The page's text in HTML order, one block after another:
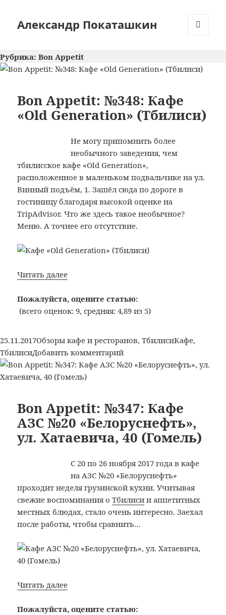
Александр Покаташкин
Рубрика: Bon Appetit
Bon Appetit: №348: Кафе
«Old Generation» (Тбилиси)
Не могу припомнить более
необычного заведения, чем
тбилисское кафе «Old Generation»,
расположенное в маленьком подвальчике на ул.
Винный подъём, 1. Зашёл сюда по дороге в
гостиницу благодаря высокой оценке на
TripAdvisor. Что же здесь такое необычное?
Меню. А точнее его отсутствие.
Читать далееBon
№348:
Кафе
(Тбилиси)
Пожалуйста, оцените статью:
(всего оценок: 9, средняя: 4,89 из 5)
Опубликовано
25.11.2017Рубрики
Обзоры кафе и ресторанов, ТбилисиМетки
Кафе,
ТбилисиДобавить комментарийк
записи
Кафе
«Old
Generation»
Bon Appetit: №347: Кафе
АЗС №20 «Белоруснефть»,
ул. Хатаевича, 40 (Гомель)
С 20 по 26 ноября 2017 года в кафе
на АЗС №20 «Белоруснефть»
проходит неделя грузинской кухни. Учитывая
свежие воспоминания оТбилиси и аппетитных
местных блюдах, стало очень интересно. Заехал
после работы, чтобы сравнить…
Читать далееBon
№347:
Пожалуйста, оцените статью: